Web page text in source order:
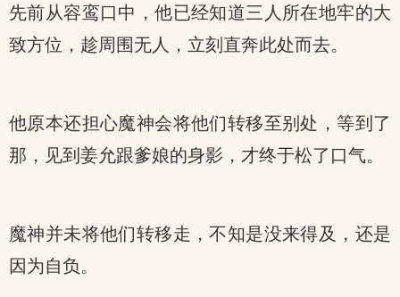
先前从容鸾口中，他已经知道三人所在地牢的大
致方位，趁周围无人，立刻直奔此处而去。
他原本还担心魔神会将他们转移至别处，等到了
那，见到姜允跟爹娘的身影，才终于松了口气。
魔神并未将他们转移走，不知是没来得及，还是
因为自负。